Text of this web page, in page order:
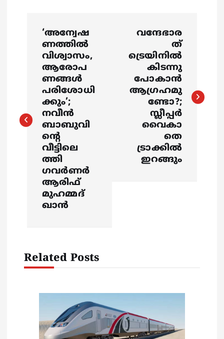
n
t
‘അന്വേഷ
ണത്തില്‍
വിശ്വാസം,
ആരോപ
ണങ്ങള്‍
പരിശോധി
ക്കും’;
നവീന്‍
ബാബുവി
ന്റെ
വീട്ടിലെ
ത്തി
ഗവര്‍ണര്‍
ആരിഫ്
മുഹമ്മദ്
ഖാന്‍
വന്ദേഭാര
ത്
ട്രെയിനിൽ
കിടന്നു
പോകാൻ
ആഗ്രഹമു
ണ്ടോ?;
സ്ലീപ്പർ
വൈകാ
തെ
ട്രാക്കിൽ
ഇറങ്ങും
Related Posts